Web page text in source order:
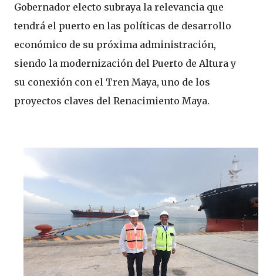
Gobernador electo subraya la relevancia que
tendrá el puerto en las políticas de desarrollo
económico de su próxima administración,
siendo la modernización del Puerto de Altura y
su conexión con el Tren Maya, uno de los
proyectos claves del Renacimiento Maya.